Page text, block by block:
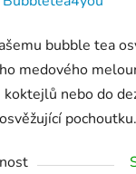
bubble tea
medového
koktejlů nebo do
pochoutku.